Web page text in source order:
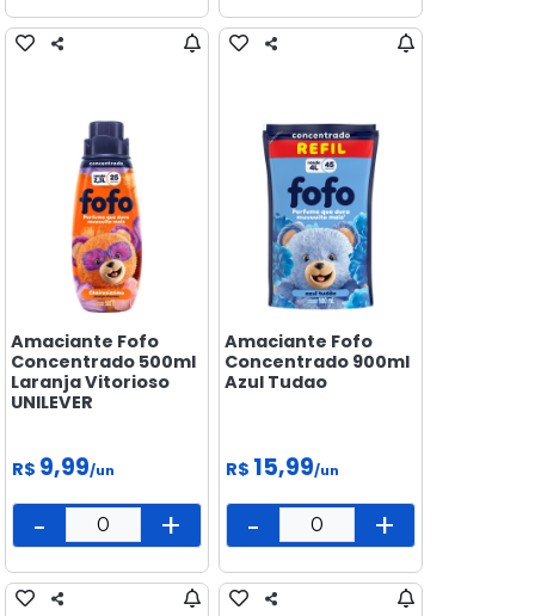
Amaciante Fofo
Concentrado 500ml
Laranja Vitorioso
UNILEVER
R$ 9,99/un
- +
Amaciante Fofo
Concentrado 900ml
Azul Tudao
R$ 15,99/un
- +